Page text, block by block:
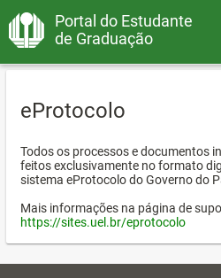
Portal do Estudante
de Graduação
eProtocolo
Todos os processos e documentos
feitos exclusivamente no formato
sistema eProtocolo do Governo do
Mais informações na página de
https://sites.uel.br/eprotocolo